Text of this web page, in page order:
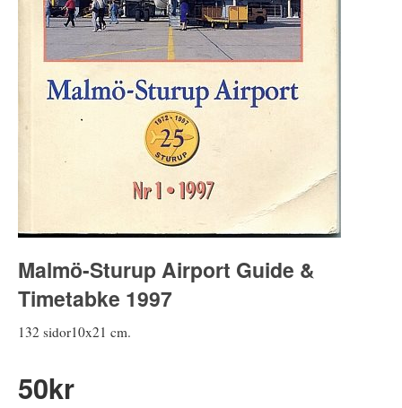
Malmö-Sturup Airport Guide &
Timetabke 1997
132 sidor10x21 cm.
50kr